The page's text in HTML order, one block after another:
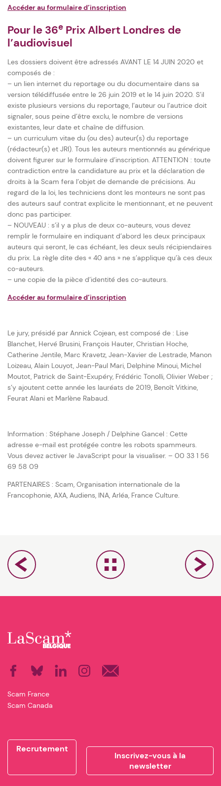
Accéder au formulaire d’inscription
Pour le 36e Prix Albert Londres de
l’audiovisuel
Les dossiers doivent être adressés AVANT LE 14 JUIN 2020 et
composés de :
– un lien internet du reportage ou du documentaire dans sa
version télédiffusée entre le 26 juin 2019 et le 14 juin 2020. S’il
existe plusieurs versions du reportage, l’auteur ou l’autrice doit
signaler, sous peine d’être exclu, le nombre de versions
existantes, leur date et chaîne de diffusion.
– un curriculum vitae du (ou des) auteur(s) du reportage
(rédacteur(s) et JRI). Tous les auteurs mentionnés au générique
doivent figurer sur le formulaire d’inscription. ATTENTION : toute
contradiction entre la candidature au prix et la déclaration de
droits à la Scam fera l’objet de demande de précisions. Au
regard de la loi, les techniciens dont les monteurs ne sont pas
des auteurs sauf contrat explicite le mentionnant, et ne peuvent
donc pas participer.
– NOUVEAU : s’il y a plus de deux co-auteurs, vous devez
remplir le formulaire en indiquant d’abord les deux principaux
auteurs qui seront, le cas échéant, les deux seuls récipiendaires
du prix. La règle dite des « 40 ans » ne s’applique qu’à ces deux
co-auteurs.
– une copie de la pièce d’identité des co-auteurs.
Accéder au formulaire d’inscription
Le jury, présidé par Annick Cojean, est composé de : Lise
Blanchet, Hervé Brusini, François Hauter, Christian Hoche,
Catherine Jentile, Marc Kravetz, Jean-Xavier de Lestrade, Manon
Loizeau, Alain Louyot, Jean-Paul Mari, Delphine Minoui, Michel
Moutot, Patrick de Saint-Exupéry, Frédéric Tonolli, Olivier Weber ;
s’y ajoutent cette année les lauréats de 2019, Benoît Vitkine,
Feurat Alani et Marlène Rabaud.
Information : Stéphane Joseph / Delphine Gancel : Cette
adresse e-mail est protégée contre les robots spammeurs.
Vous devez activer le JavaScript pour la visualiser. – 00 33 1 56
69 58 09
PARTENAIRES : Scam, Organisation internationale de la
Francophonie, AXA, Audiens, INA, Arléa, France Culture.
Scam France
Scam Canada
Recrutement
Inscrivez-vous à la
newsletter